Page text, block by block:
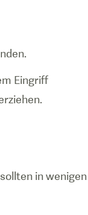
Eingriff
in wenigen